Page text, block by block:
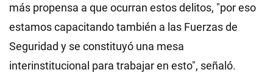
más propensa a que ocurran estos delitos, "por eso
estamos capacitando también a las Fuerzas de
Seguridad y se constituyó una mesa
interinstitucional para trabajar en esto", señaló.